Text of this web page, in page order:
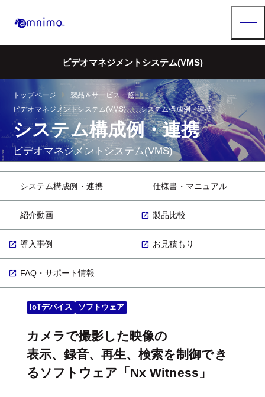
ビデオマネジメントシステム(VMS)
トップページ arrow_right 製品＆サービス一覧arrow_right
ビデオマネジメントシステム(VMS)arrow_rightシステム構成例・連携
システム構成例・連携
ビデオマネジメントシステム(VMS)
システム構成例・連携 仕様書・マニュアル
紹介動画 製品比較
導入事例 お見積もり
FAQ・サポート情報
IoTデバイス ソフトウェア
カメラで撮影した映像の
表示、録音、再生、検索を制御でき
るソフトウェア「Nx Witness」